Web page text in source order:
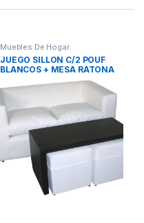
Muebles De Hogar
JUEGO SILLON C/2 POUF
BLANCOS + MESA RATONA